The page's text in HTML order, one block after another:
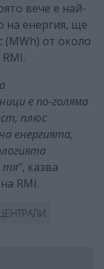
вече е най-
на енергия, ще
(MWh) от около
е по-голяма
плюс
енергията,
тя“, казва
RMI.